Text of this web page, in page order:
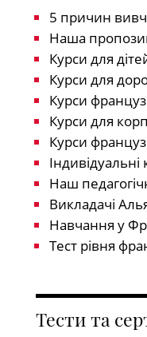
5 причин
Наша
Курси для
Курси для
Курси
Курси для
Курси
Індивідуальні
Наш
Викладачі
Навчання у
Тест рівня
Тести та